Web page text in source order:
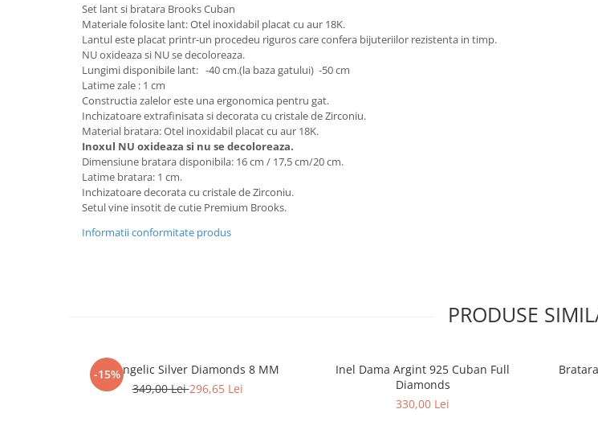
Set lant si bratara Brooks Cuban
Materiale folosite lant: Otel inoxidabil placat cu aur 18K.
Lantul este placat printr-un procedeu riguros care confera bijuteriilor rezistenta in timp.
NU oxideaza si NU se decoloreaza.
Lungimi disponibile lant: -40 cm.(la baza gatului) -50 cm
Latime zale : 1 cm
Constructia zalelor este una ergonomica pentru gat.
Inchizatoare extrafinisata si decorata cu cristale de Zirconiu.
Material bratara: Otel inoxidabil placat cu aur 18K.
Inoxul NU oxideaza si nu se decoloreaza.
Dimensiune bratara disponibila: 16 cm / 17,5 cm/20 cm.
Latime bratara: 1 cm.
Inchizatoare decorata cu cristale de Zirconiu.
Setul vine insotit de cutie Premium Brooks.
Informatii conformitate produs
PRODUSE
-15%
Set Angelic Silver Diamonds 8 MM
349,00 Lei296,65 Lei
Inel Dama Argint 925 Cuban Full
Diamonds
330,00 Lei